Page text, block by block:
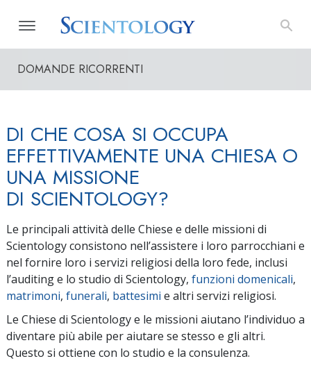
DOMANDE RICORRENTI
DI CHE COSA SI OCCUPA
EFFETTIVAMENTE UNA CHIESA O
UNA MISSIONE
DI SCIENTOLOGY?
Le principali attività delle Chiese e delle missioni di
Scientology consistono nell’assistere i loro parrocchiani e
nel fornire loro i servizi religiosi della loro fede, inclusi
l’auditing e lo studio di Scientology, funzioni domenicali,
matrimoni, funerali, battesimi e altri servizi religiosi.
Le Chiese di Scientology e le missioni aiutano l’individuo a
diventare più abile per aiutare se stesso e gli altri.
Questo si ottiene con lo studio e la consulenza.